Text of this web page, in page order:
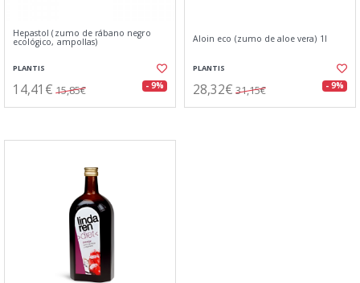
Hepastol (zumo de rábano negro
ecológico, ampollas)
PLANTIS
14,41€ 15,85€ - 9%
Aloin eco (zumo de aloe vera) 1l
PLANTIS
28,32€ 31,15€ - 9%